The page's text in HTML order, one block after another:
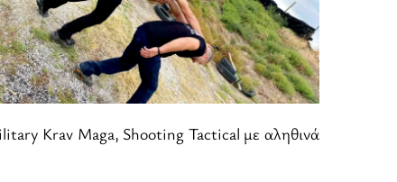
Krav Maga, Shooting Tactical με αληθινά